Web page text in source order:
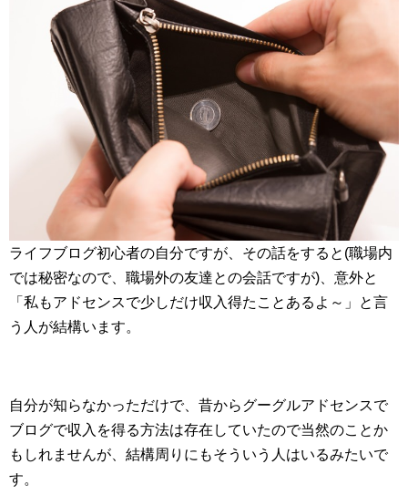
ライフブログ初心者の自分ですが、その話をすると(職場内
では秘密なので、職場外の友達との会話ですが)、意外と
「私もアドセンスで少しだけ収入得たことあるよ～」と言
う人が結構います。
自分が知らなかっただけで、昔からグーグルアドセンスで
ブログで収入を得る方法は存在していたので当然のことか
もしれませんが、結構周りにもそういう人はいるみたいで
す。